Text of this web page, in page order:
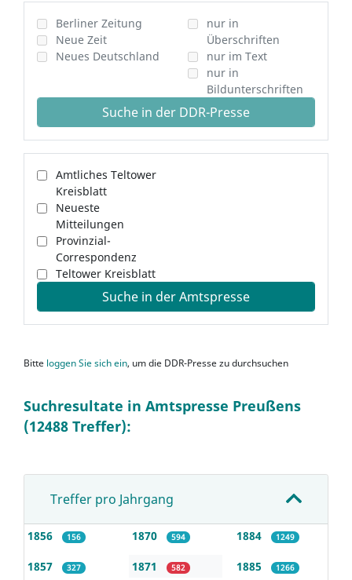
Berliner Zeitung
Neue Zeit
Neues Deutschland
nur in
Überschriften
nur im Text
nur in
Bildunterschriften
Suche in der DDR-Presse
Amtliches Teltower
Kreisblatt
Neueste
Mitteilungen
Provinzial-
Correspondenz
Teltower Kreisblatt
Suche in der Amtspresse
Bitte loggen Sie sich ein, um die DDR-Presse zu durchsuchen
Suchresultate in Amtspresse Preußens
(12488 Treffer):
Treffer pro Jahrgang
1856 156
1857 327
1870 594
1871 582
1884 1249
1885 1266